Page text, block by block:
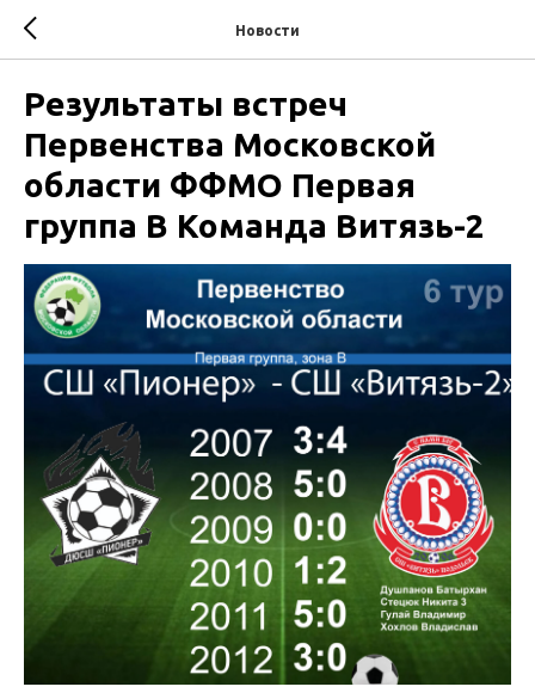
Новости
Результаты встреч
Первенства Московской
области ФФМО Первая
группа В Команда Витязь-2